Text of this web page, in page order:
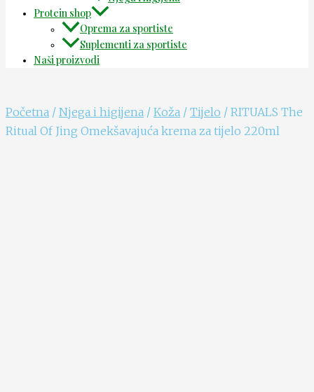
Protein shop
Oprema za sportiste
Suplementi za sportiste
Naši proizvodi
Početna / Njega i higijena / Koža / Tijelo / RITUALS The
Ritual Of Jing Omekšavajuća krema za tijelo 220ml